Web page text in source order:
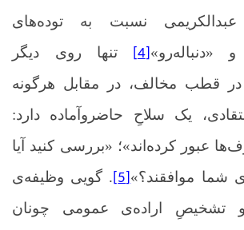
نسبت به توده‌های
«دنباله‌رو» [4]
تنها روی دیگر
قطب مخالف، در مقابل هرگونه
یک سلاحِ حاضروآماده دارد:
عبور کرده‌اند»؛ «بررسی کنید آیا
شما موافقند؟»
. گویی وظیفه‌ی
تشخیصِ اراده‌ی عمومی چونان